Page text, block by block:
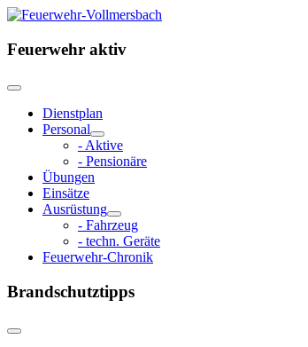
Feuerwehr aktiv
Dienstplan
Personal
- Aktive
- Pensionäre
Übungen
Einsätze
Ausrüstung
- Fahrzeug
- techn. Geräte
Feuerwehr-Chronik
Brandschutztipps